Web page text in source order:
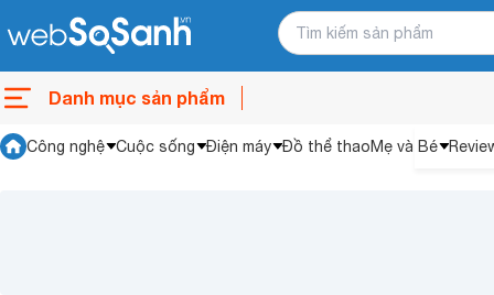
Danh mục sản phẩm
Công nghệ Cuộc sống Điện máy Đồ thể thaoMẹ và Bé